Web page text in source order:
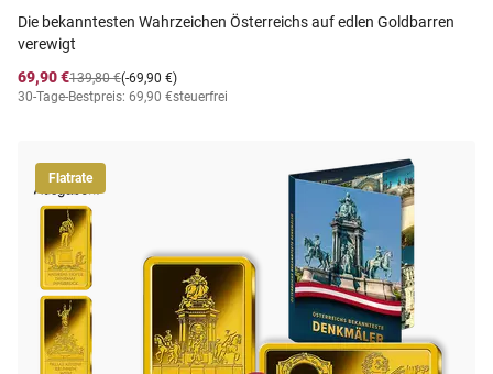
Die bekanntesten Wahrzeichen Österreichs auf edlen Goldbarren
verewigt
69,90 €
(-69,90 €)
139,80 €
30-Tage-Bestpreis: 69,90 €steuerfrei
Flatrate